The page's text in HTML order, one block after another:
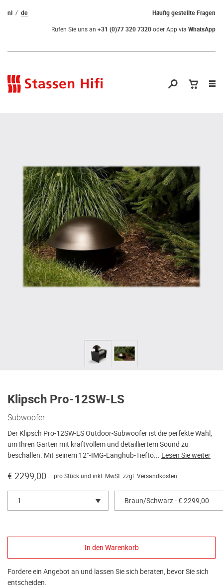
Häufig gestellte Fragen
nl de
Rufen Sie uns an +31 (0)77 320 7320oder App via WhatsApp
Klipsch Pro-12SW-LS
Subwoofer
Der Klipsch Pro-12SW-LS Outdoor-Subwoofer ist die perfekte Wahl,
um Ihren Garten mit kraftvollem und detailliertem Sound zu
beschallen. Mit seinem 12"-IMG-Langhub-Tieftö... Lesen Sie weiter
€ 2299,00 pro Stück und inkl. MwSt. zzgl. Versandkosten
1 Braun/Schwarz - € 2299,00
Fordere ein Angebot an und lassen Sie sich beraten, bevor Sie sich
entscheiden.